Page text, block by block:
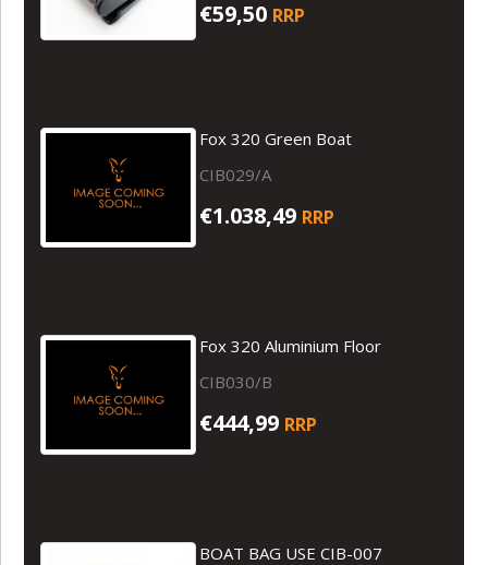
€59,50 RRP
Fox 320 Green Boat
CIB029/A
€1.038,49 RRP
Fox 320 Aluminium Floor
CIB030/B
€444,99 RRP
BOAT BAG USE CIB-007